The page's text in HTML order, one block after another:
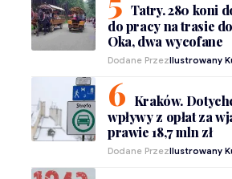
Tatry. 280 koni
do pracy na trasie
Oka, dwa wycofane
Dodane PrzezIlustrowany
Kraków.
wpływy z opłat za
prawie 18,7 mln zł
Dodane PrzezIlustrowany